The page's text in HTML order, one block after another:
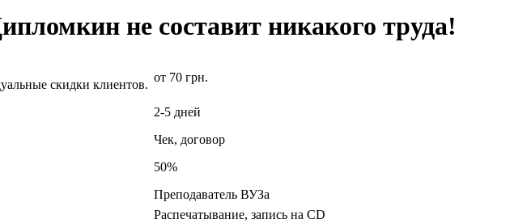
не составит никакого труда!
скидки клиентов.
от 70 грн.
2-5 дней
Чек, договор
50%
Преподаватель ВУЗа
Распечатывание, запись на CD